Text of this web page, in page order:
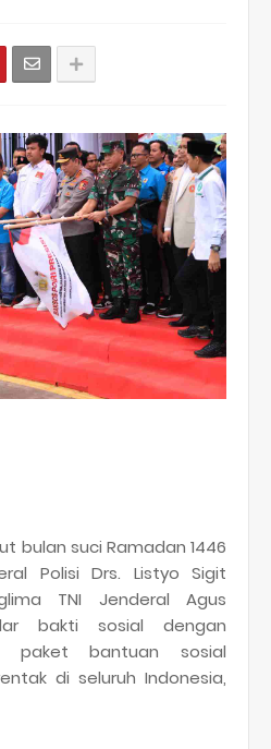
bulan suci Ramadan 1446
Polisi Drs. Listyo Sigit
TNI Jenderal Agus
bakti sosial dengan
paket bantuan sosial
di seluruh Indonesia,